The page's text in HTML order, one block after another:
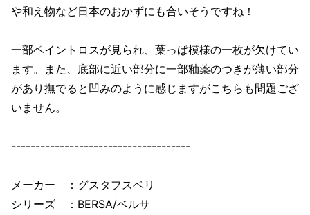
や和え物など日本のおかずにも合いそうですね！
一部ペイントロスが見られ、葉っぱ模様の一枚が欠けてい
ます。また、底部に近い部分に一部釉薬のつきが薄い部分
があり撫でると凹みのように感じますがこちらも問題ござ
いません。
-------------------------------------
メーカー ：グスタフスベリ
シリーズ ：BERSA/ベルサ